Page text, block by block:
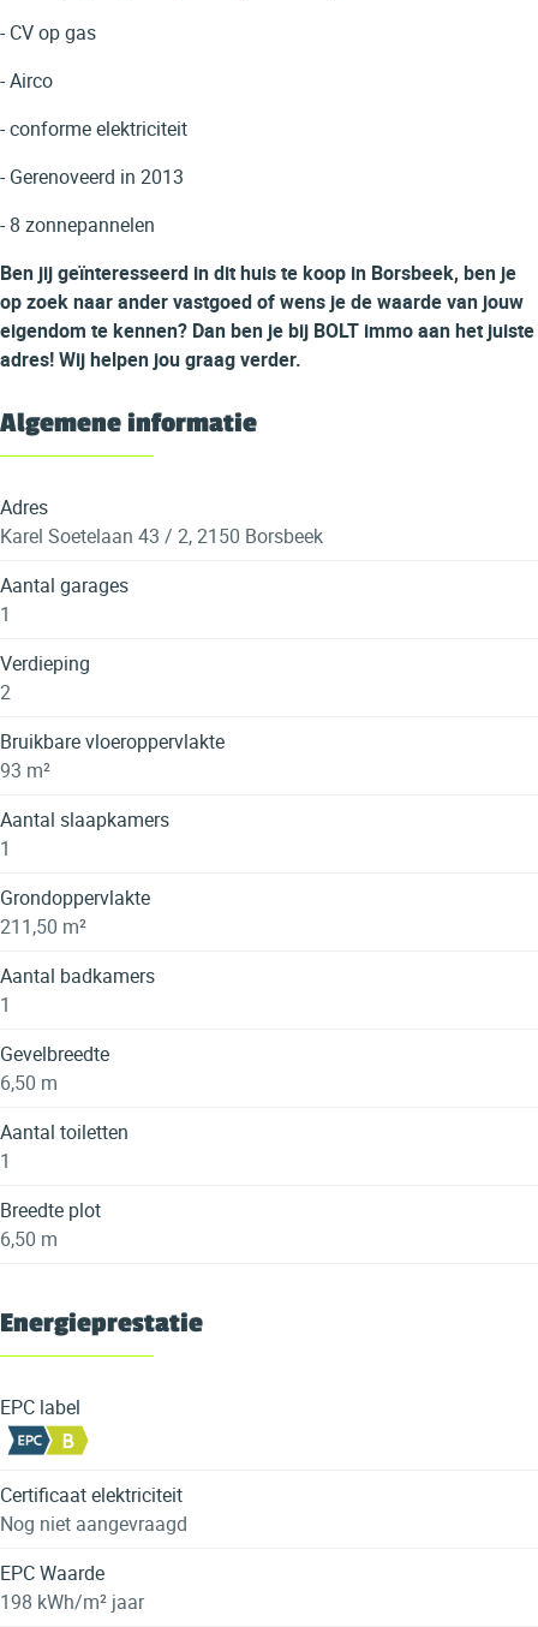
- CV op gas
- Airco
- conforme elektriciteit
- Gerenoveerd in 2013
- 8 zonnepannelen
Ben jij geïnteresseerd in dit huis te koop in Borsbeek, ben je
op zoek naar ander vastgoed of wens je de waarde van jouw
eigendom te kennen? Dan ben je bij BOLT immo aan het juiste
adres! Wij helpen jou graag verder.
Algemene informatie
Adres
Karel Soetelaan 43 / 2, 2150 Borsbeek
Aantal garages
1
Verdieping
2
Bruikbare vloeroppervlakte
93 m²
Aantal slaapkamers
1
Grondoppervlakte
211,50 m²
Aantal badkamers
1
Gevelbreedte
6,50 m
Aantal toiletten
1
Breedte plot
6,50 m
Energieprestatie
EPC label
Certificaat elektriciteit
Nog niet aangevraagd
EPC Waarde
198 kWh/m² jaar